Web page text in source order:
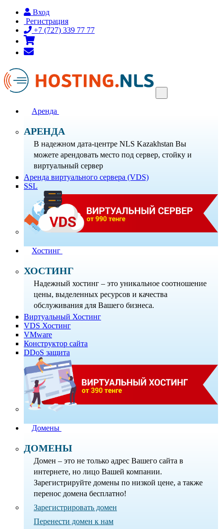
Вход
Регистрация
+7 (727) 339 77 77
Toggle
Аренда
АРЕНДА
В надежном дата-центре NLS Kazakhstan Вы
можете арендовать место под сервер, стойку и
виртуальный сервер
Аренда виртуального сервера (VDS)
SSL
Хостинг
ХОСТИНГ
Надежный хостинг – это уникальное соотношение
цены, выделенных ресурсов и качества
обслуживания для Вашего бизнеса.
Виртуальный Хостинг
VDS Хостинг
VMware
Конструктор сайта
DDoS защита
Домены
ДОМЕНЫ
Домен – это не только адрес Вашего сайта в
интернете, но лицо Вашей компании.
Зарегистрируйте домены по низкой цене, а также
перенос домена бесплатно!
Зарегистрировать домен
Перенести домен к нам